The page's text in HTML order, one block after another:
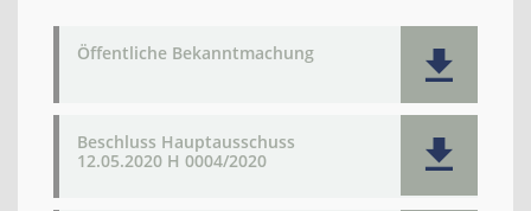
Öffentliche Bekanntmachung
Beschluss Hauptausschuss
12.05.2020 H 0004/2020